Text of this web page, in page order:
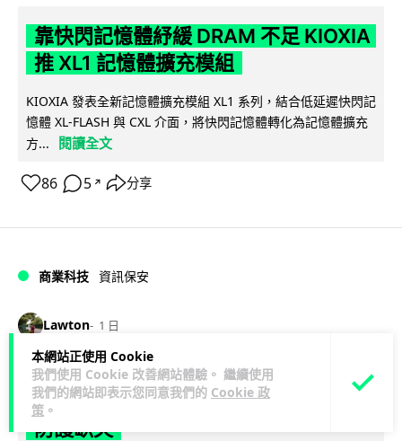
本網站正使用 Cookie
我們使用 Cookie 改善網站體驗。 繼續使用
我們的網站即表示您同意我們的 Cookie 政
策 。
靠快閃記憶體紓緩 DRAM 不足 KIOXIA
推 XL1 記憶體擴充模組
KIOXIA 發表全新記憶體擴充模組 XL1 系列，結合低延遲快閃記
憶體 XL-FLASH 與 CXL 介面，將快閃記憶體轉化為記憶體擴充
方...
閱讀全文
86 5 ↗ 分享
商業科技 資訊保安
Lawton 1 日
東華學院誤發取錄電郵 全數 11,139 名
申請人一度空歡喜 專家:人為疏忽+系統
防護缺失